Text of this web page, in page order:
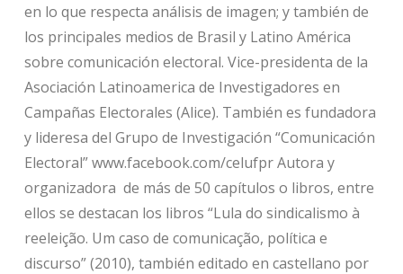
en lo que respecta análisis de imagen; y también de
los principales medios de Brasil y Latino América
sobre comunicación electoral. Vice-presidenta de la
Asociación Latinoamerica de Investigadores en
Campañas Electorales (Alice). También es fundadora
y lideresa del Grupo de Investigación “Comunicación
Electoral” www.facebook.com/celufpr Autora y
organizadora de más de 50 capítulos o libros, entre
ellos se destacan los libros “Lula do sindicalismo à
reeleição. Um caso de comunicação, política e
discurso” (2010), también editado en castellano por